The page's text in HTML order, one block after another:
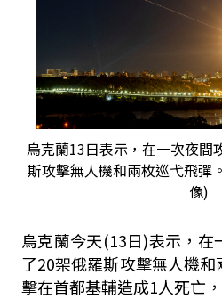
烏克蘭13日表示，在一次夜間
斯攻擊無人機和兩枚巡弋飛彈
像)
烏克蘭今天(13日)表示，
了20架俄羅斯攻擊無人機
擊在首都基輔造成1人死亡